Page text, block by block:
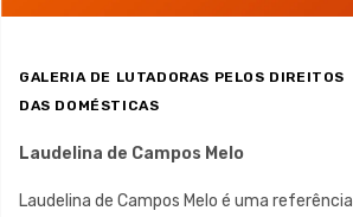
GALERIA DE LUTADORAS PELOS DIREITOS
DAS DOMÉSTICAS
Laudelina de Campos Melo
Laudelina de Campos Melo é uma referência